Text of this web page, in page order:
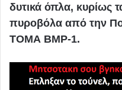
δυτικά όπλα, κυρίως
πυροβόλα από την
ΤΟΜΑ BMP-1.